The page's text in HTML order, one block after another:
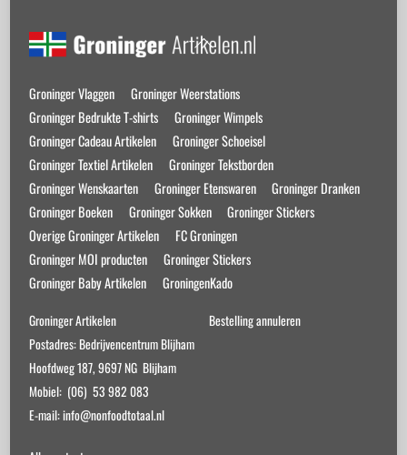
Back
Top
Groninger Vlaggen
Groninger Weerstations
Groninger Bedrukte T-shirts
Groninger Wimpels
Groninger Cadeau Artikelen
Groninger Schoeisel
Groninger Textiel Artikelen
Groninger Tekstborden
Groninger Wenskaarten
Groninger Etenswaren
Groninger Dranken
Groninger Boeken
Groninger Sokken
Groninger Stickers
Overige Groninger Artikelen
FC Groningen
Groninger MOI producten
Groninger Stickers
Groninger Baby Artikelen
GroningenKado
Groninger Artikelen
Postadres: Bedrijvencentrum Blijham
Hoofdweg 187, 9697 NG Blijham
Mobiel: (06) 53 982 083
E-mail: info@nonfoodtotaal.nl
Bestelling annuleren